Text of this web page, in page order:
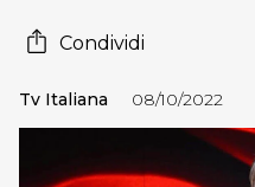
Condividi
Tv Italiana 08/10/2022